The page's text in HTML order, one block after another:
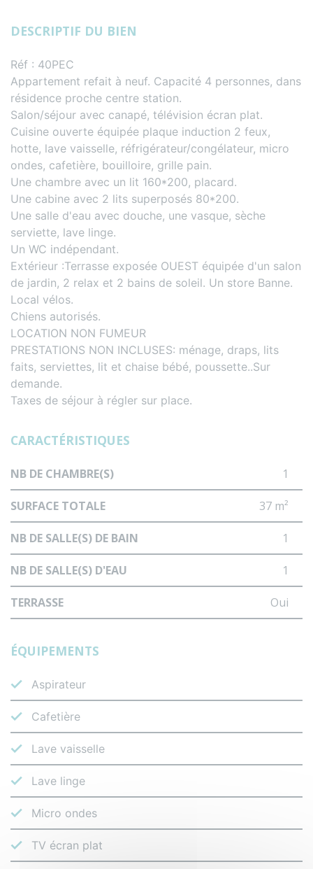
DESCRIPTIF DU BIEN
Réf : 40PEC
Appartement refait à neuf. Capacité 4 personnes, dans
résidence proche centre station.
Salon/séjour avec canapé, télévision écran plat.
Cuisine ouverte équipée plaque induction 2 feux,
hotte, lave vaisselle, réfrigérateur/congélateur, micro
ondes, cafetière, bouilloire, grille pain.
Une chambre avec un lit 160*200, placard.
Une cabine avec 2 lits superposés 80*200.
Une salle d'eau avec douche, une vasque, sèche
serviette, lave linge.
Un WC indépendant.
Extérieur :Terrasse exposée OUEST équipée d'un salon
de jardin, 2 relax et 2 bains de soleil. Un store Banne.
Local vélos.
Chiens autorisés.
LOCATION NON FUMEUR
PRESTATIONS NON INCLUSES: ménage, draps, lits
faits, serviettes, lit et chaise bébé, poussette..Sur
demande.
Taxes de séjour à régler sur place.
CARACTÉRISTIQUES
NB DE CHAMBRE(S) 1
SURFACE TOTALE 37 m²
NB DE SALLE(S) DE BAIN 1
NB DE SALLE(S) D'EAU 1
TERRASSE Oui
ÉQUIPEMENTS
Aspirateur
Cafetière
Lave vaisselle
Lave linge
Micro ondes
TV écran plat